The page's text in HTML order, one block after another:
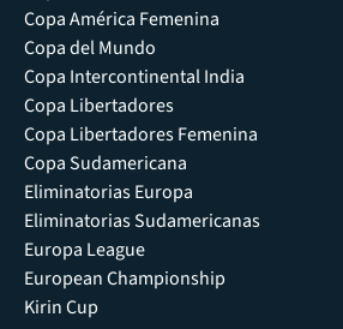
Copa América Femenina
Copa del Mundo
Copa Intercontinental India
Copa Libertadores
Copa Libertadores Femenina
Copa Sudamericana
Eliminatorias Europa
Eliminatorias Sudamericanas
Europa League
European Championship
Kirin Cup